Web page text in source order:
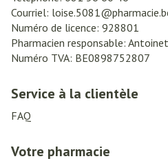
Courriel: loise.5081@
Numéro de licence: 928801
Pharmacien responsable:
Numéro TVA: BE0898752807
Service à la clientèle
FAQ
Votre pharmacie